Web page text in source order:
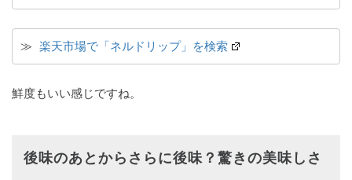
≫ 楽天市場で「ネルドリップ」を検索
鮮度もいい感じですね。
後味のあとからさらに後味？驚きの美味しさ